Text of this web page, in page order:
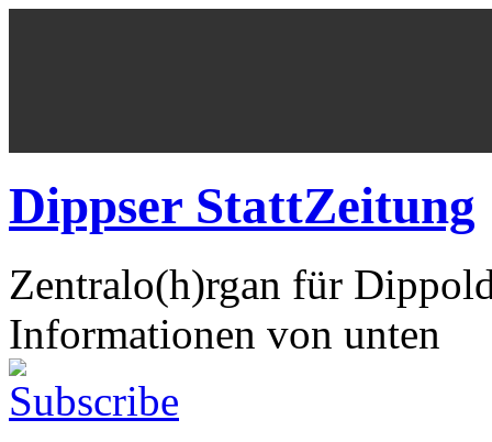
Dippser StattZeitung
Zentralo(h)rgan für
Informationen von unten